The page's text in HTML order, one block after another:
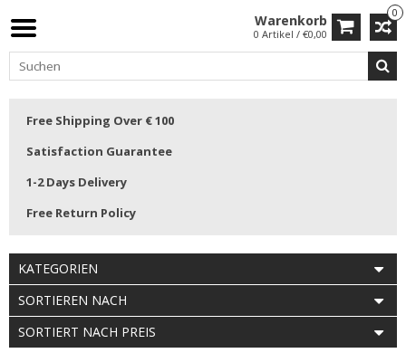
0
Warenkorb
0 Artikel / €0,00
Free Shipping Over € 100
Satisfaction Guarantee
1-2 Days Delivery
Free Return Policy
KATEGORIEN
SORTIEREN NACH
SORTIERT NACH PREIS